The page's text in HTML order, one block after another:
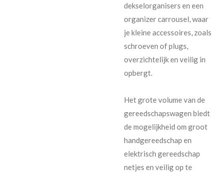
dekselorganisers en een
organizer carrousel, waar
je kleine accessoires, zoals
schroeven of plugs,
overzichtelijk en veilig in
opbergt.
Het grote volume van de
gereedschapswagen biedt
de mogelijkheid om groot
handgereedschap en
elektrisch gereedschap
netjes en veilig op te